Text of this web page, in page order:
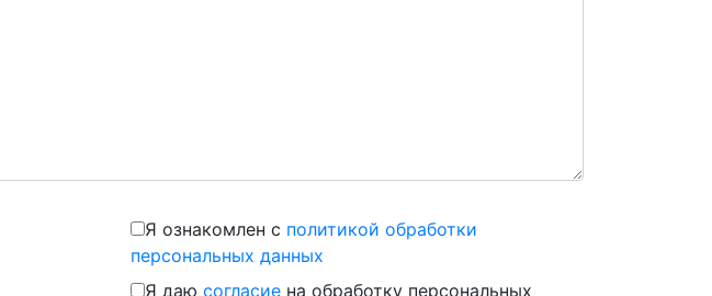
Я ознакомлен с политикой обработки
персональных данных
Я даю согласиена обработку персональных